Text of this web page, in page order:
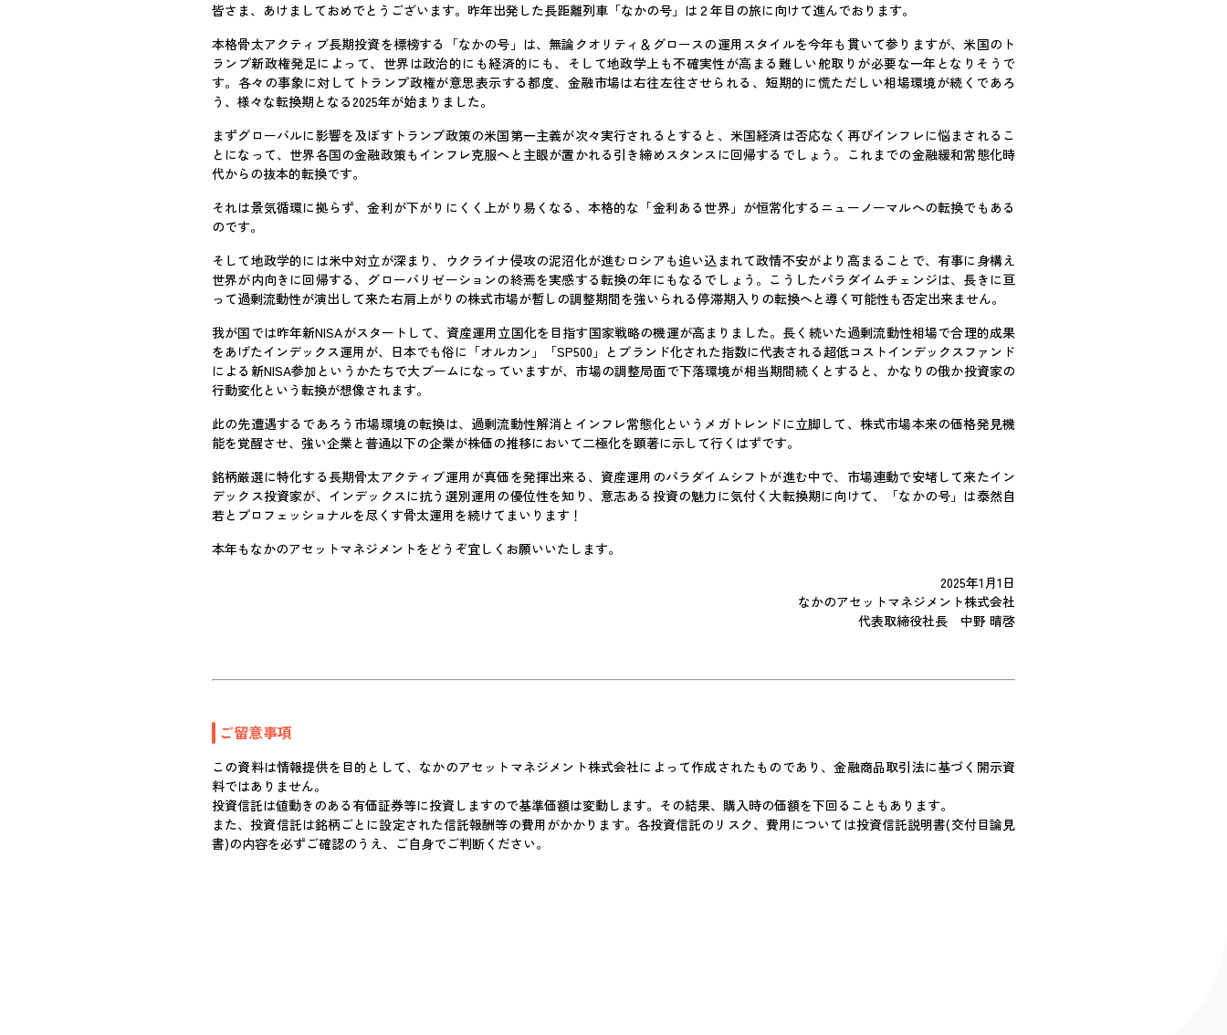
皆さま、あけましておめでとうございます。昨年出発した長距離列車「なかの号」は２年目の旅に向けて進んでおります。
本格骨太アクティブ長期投資を標榜する「なかの号」は、無論クオリティ＆グロースの運用スタイルを今年も貫いて参りますが、米国のト
ランプ新政権発足によって、世界は政治的にも経済的にも、そして地政学上も不確実性が高まる難しい舵取りが必要な一年となりそうで
す。各々の事象に対してトランプ政権が意思表示する都度、金融市場は右往左往させられる、短期的に慌ただしい相場環境が続くであろ
う、様々な転換期となる2025年が始まりました。
まずグローバルに影響を及ぼすトランプ政策の米国第一主義が次々実行されるとすると、米国経済は否応なく再びインフレに悩まされるこ
とになって、世界各国の金融政策もインフレ克服へと主眼が置かれる引き締めスタンスに回帰するでしょう。これまでの金融緩和常態化時
代からの抜本的転換です。
それは景気循環に拠らず、金利が下がりにくく上がり易くなる、本格的な「金利ある世界」が恒常化するニューノーマルへの転換でもある
のです。
そして地政学的には米中対立が深まり、ウクライナ侵攻の泥沼化が進むロシアも追い込まれて政情不安がより高まることで、有事に身構え
世界が内向きに回帰する、グローバリゼーションの終焉を実感する転換の年にもなるでしょう。こうしたパラダイムチェンジは、長きに亘
って過剰流動性が演出して来た右肩上がりの株式市場が暫しの調整期間を強いられる停滞期入りの転換へと導く可能性も否定出来ません。
我が国では昨年新NISAがスタートして、資産運用立国化を目指す国家戦略の機運が高まりました。長く続いた過剰流動性相場で合理的成果
をあげたインデックス運用が、日本でも俗に「オルカン」「SP500」とブランド化された指数に代表される超低コストインデックスファンド
による新NISA参加というかたちで大ブームになっていますが、市場の調整局面で下落環境が相当期間続くとすると、かなりの俄か投資家の
行動変化という転換が想像されます。
此の先遭遇するであろう市場環境の転換は、過剰流動性解消とインフレ常態化というメガトレンドに立脚して、株式市場本来の価格発見機
能を覚醒させ、強い企業と普通以下の企業が株価の推移において二極化を顕著に示して行くはずです。
銘柄厳選に特化する長期骨太アクティブ運用が真価を発揮出来る、資産運用のパラダイムシフトが進む中で、市場連動で安堵して来たイン
デックス投資家が、インデックスに抗う選別運用の優位性を知り、意志ある投資の魅力に気付く大転換期に向けて、「なかの号」は泰然自
若とプロフェッショナルを尽くす骨太運用を続けてまいります！
本年もなかのアセットマネジメントをどうぞ宜しくお願いいたします。
2025年1月1日
なかのアセットマネジメント株式会社
代表取締役社長 中野 晴啓
ご留意事項
この資料は情報提供を目的として、なかのアセットマネジメント株式会社によって作成されたものであり、金融商品取引法に基づく開示資
料ではありません。
投資信託は値動きのある有価証券等に投資しますので基準価額は変動します。その結果、購入時の価額を下回ることもあります。
また、投資信託は銘柄ごとに設定された信託報酬等の費用がかかります。各投資信託のリスク、費用については投資信託説明書(交付目論見
書)の内容を必ずご確認のうえ、ご自身でご判断ください。